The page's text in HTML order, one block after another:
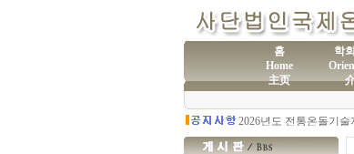
홈
Home
主页
학
제60차 전통온돌기술자